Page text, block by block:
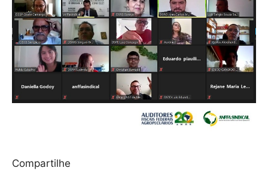
Compartilhe